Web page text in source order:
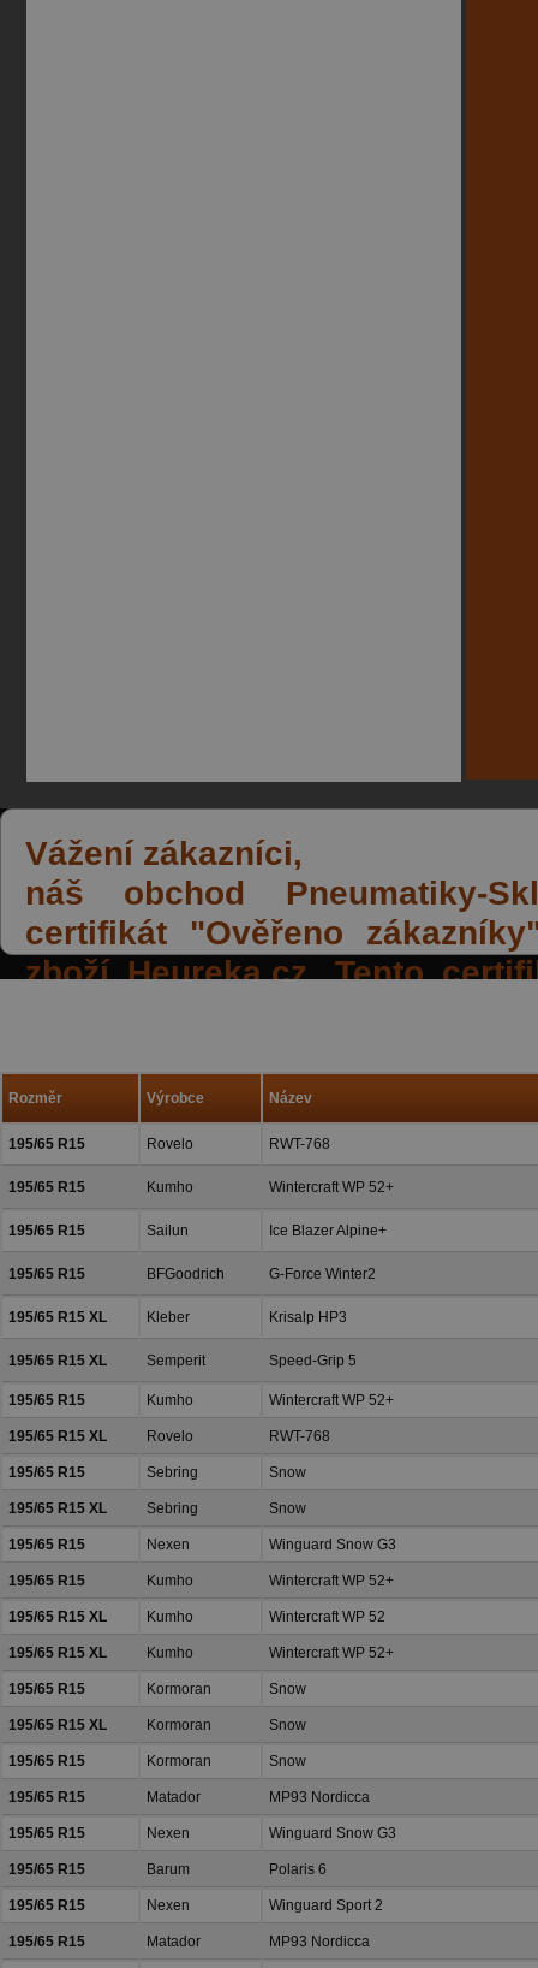
Vážení zákazníci,
náš obchod Pneumatiky-
certifikát "Ověřeno
zboží Heureka.cz. Tento
Rozměr Výrobce Název
195/65 R15 Rovelo RWT-768
195/65 R15 Kumho Wintercraft WP 52+
195/65 R15 Sailun Ice Blazer Alpine+
195/65 R15 BFGoodrich G-Force Winter2
195/65 R15 XL Kleber Krisalp HP3
195/65 R15 XL Semperit Speed-Grip 5
195/65 R15 Kumho Wintercraft WP 52+
195/65 R15 XL Rovelo RWT-768
195/65 R15 Sebring Snow
195/65 R15 XL Sebring Snow
195/65 R15 Nexen Winguard Snow G3
195/65 R15 Kumho Wintercraft WP 52+
195/65 R15 XL Kumho Wintercraft WP 52
195/65 R15 XL Kumho Wintercraft WP 52+
195/65 R15 Kormoran Snow
195/65 R15 XL Kormoran Snow
195/65 R15 Kormoran Snow
195/65 R15 Matador MP93 Nordicca
195/65 R15 Nexen Winguard Snow G3
195/65 R15 Barum Polaris 6
195/65 R15 Nexen Winguard Sport 2
195/65 R15 Matador MP93 Nordicca